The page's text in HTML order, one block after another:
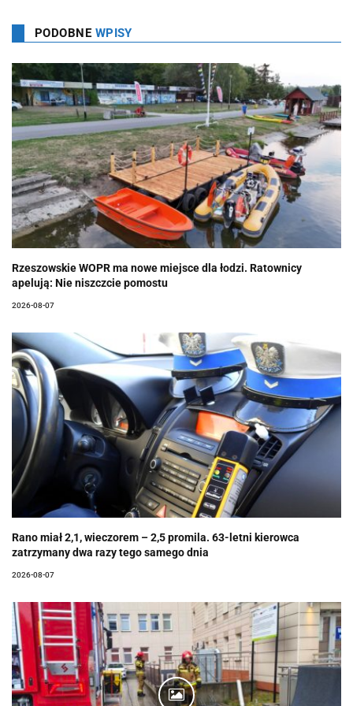
PODOBNE WPISY
Rzeszowskie WOPR ma nowe miejsce dla łodzi. Ratownicy
apelują: Nie niszczcie pomostu
2026-08-07
Rano miał 2,1, wieczorem – 2,5 promila. 63-letni kierowca
zatrzymany dwa razy tego samego dnia
2026-08-07